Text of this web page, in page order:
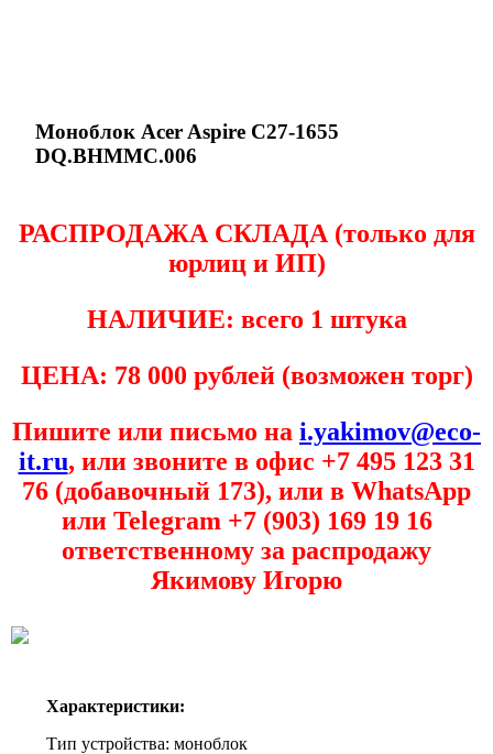
Моноблок Acer Aspire C27-1655
DQ.BHMMC.006
РАСПРОДАЖА СКЛАДА (только для
юрлиц и ИП)
НАЛИЧИЕ: всего 1 штука
ЦЕНА: 78 000 рублей (возможен торг)
Пишите или письмо на i.yakimov@eco-
it.ru, или звоните в офис +7 495 123 31
76 (добавочный 173), или в WhatsApp
или Telegram +7 (903) 169 19 16
ответственному за распродажу
Якимову Игорю
Характеристики:
Тип устройства: моноблок